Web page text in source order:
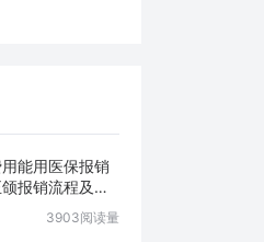
能用医保报销
报销流程及条
3903阅读量